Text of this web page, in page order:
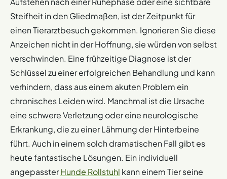
Steifheit in den Gliedmaßen, ist der Zeitpunkt für
einen Tierarztbesuch gekommen. Ignorieren Sie diese
Anzeichen nicht in der Hoffnung, sie würden von selbst
verschwinden. Eine frühzeitige Diagnose ist der
Schlüssel zu einer erfolgreichen Behandlung und kann
verhindern, dass aus einem akuten Problem ein
chronisches Leiden wird. Manchmal ist die Ursache
eine schwere Verletzung oder eine neurologische
Erkrankung, die zu einer Lähmung der Hinterbeine
führt. Auch in einem solch dramatischen Fall gibt es
heute fantastische Lösungen. Ein individuell
angepassterHunde Rollstuhl kann einem Tier seine